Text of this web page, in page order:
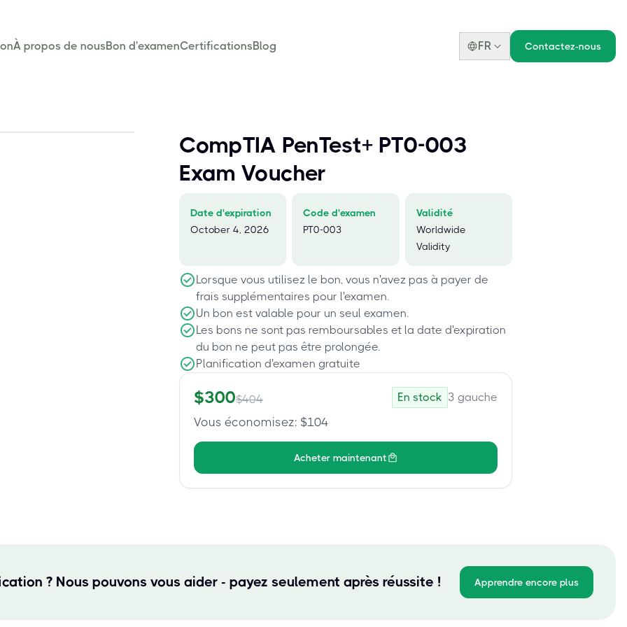
À propos de nousBon d'examenCertificationsBlog FR Contactez-nous
CompTIA PenTest+ PT0-003
Exam Voucher
Date d'expiration
October 4, 2026
Code d'examen
PT0-003
Validité
Worldwide
Validity
Lorsque vous utilisez le bon, vous n'avez pas à payer de
frais supplémentaires pour l'examen.
Un bon est valable pour un seul examen.
Les bons ne sont pas remboursables et la date d'expiration
du bon ne peut pas être prolongée.
Planification d'examen gratuite
$300$404 En stock 3 gauche
Vous économisez: $104
Acheter maintenant
? Nous pouvons vous aider - payez seulement après réussite ! Apprendre encore plus